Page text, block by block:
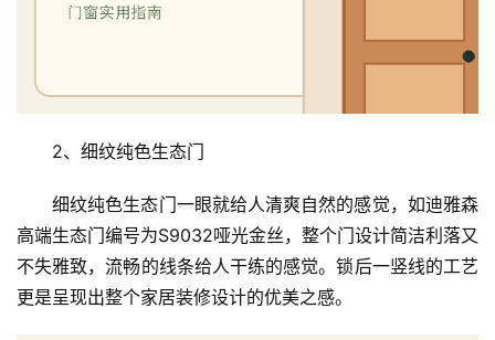
安
维
修
2、细纹纯色生态门
细纹纯色生态门一眼就给人清爽自然的感觉，如迪雅森
高端生态门编号为S9032哑光金丝，整个门设计简洁利落又
不失雅致，流畅的线条给人干练的感觉。锁后一竖线的工艺
更是呈现出整个家居装修设计的优美之感。